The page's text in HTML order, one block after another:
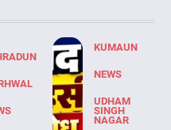
KUMAUN
NEWS
UDHAM
SINGH
NAGAR